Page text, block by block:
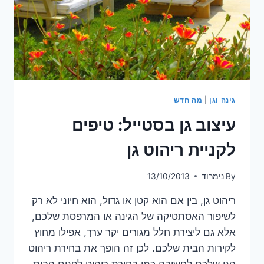
גינה וגן מה חדש
עיצוב גן בסטייל: טיפים
לקניית ריהוט גן
By נימרוד 13/10/2013
ריהוט גן, בין אם הוא קטן או גדול, הוא חיוני לא רק
לשיפור האסתטיקה של הגינה או המרפסת שלכם,
אלא גם ליצירת חלל מגורים יקר ערך, אפילו מחוץ
לקירות הבית שלכם. לכן זה הופך את בחירת ריהוט